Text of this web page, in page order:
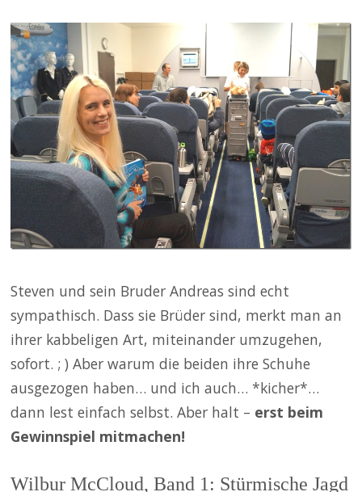
Steven und sein Bruder Andreas sind echt
sympathisch. Dass sie Brüder sind, merkt man an
ihrer kabbeligen Art, miteinander umzugehen,
sofort. ; ) Aber warum die beiden ihre Schuhe
ausgezogen haben… und ich auch… *kicher*…
dann lest einfach selbst. Aber halt – erst beim
Gewinnspiel mitmachen!
Wilbur McCloud, Band 1: Stürmische Jagd